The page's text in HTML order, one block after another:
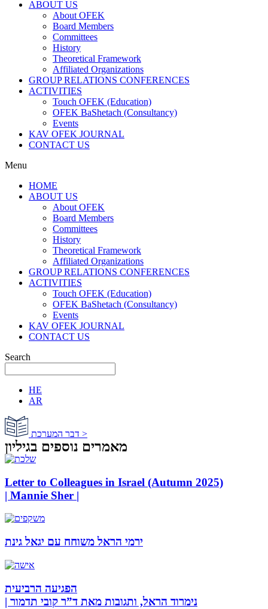
ABOUT US
About OFEK
Board Members
Committees
History
Theoretical Framework
Affiliated Organizations
GROUP RELATIONS CONFERENCES
ACTIVITIES
Touch OFEK (Education)
OFEK BaShetach (Consultancy)
Events
KAV OFEK JOURNAL
CONTACT US
Menu
HOME
ABOUT US
About OFEK
Board Members
Committees
History
Theoretical Framework
Affiliated Organizations
GROUP RELATIONS CONFERENCES
ACTIVITIES
Touch OFEK (Education)
OFEK BaShetach (Consultancy)
Events
KAV OFEK JOURNAL
CONTACT US
Search
HE
AR
דבר המערכת >
מאמרים נוספים בגיליון
Letter to Colleagues in Israel (Autumn 2025)
| Mannie Sher |
ירמי הראל משוחח עם יגאל גינת
הפגיעה הרביעית
| נימרוד הראל, ותגובות מאת ד”ר קובי תדמור